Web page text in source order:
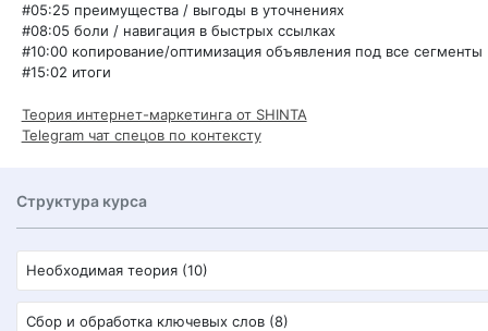
#05:25 преимущества / выгоды в уточнениях
#08:05 боли / навигация в быстрых ссылках
#10:00 копирование/оптимизация объявления под все сегменты
#15:02 итоги
Теория интернет-маркетинга от SHINTA
Telegram чат спецов по контексту
Структура курса
Необходимая теория (10)
Сбор и обработка ключевых слов (8)